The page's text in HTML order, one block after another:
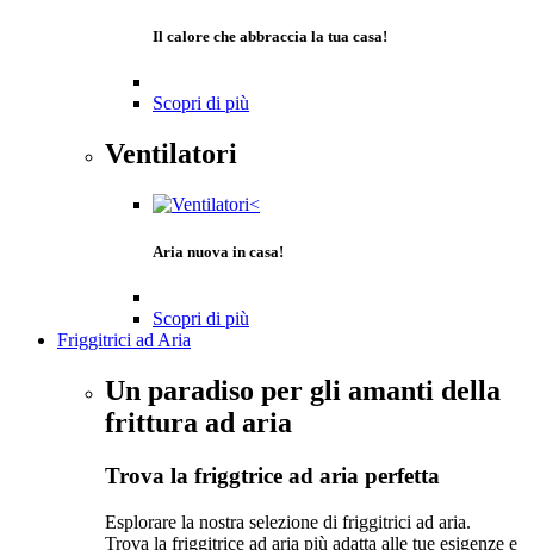
Il calore che abbraccia la tua casa!
Scopri di più
Ventilatori
Aria nuova in casa!
Scopri di più
Friggitrici ad Aria
Un paradiso per gli amanti della
frittura ad aria
Trova la friggtrice ad aria perfetta
Esplorare la nostra selezione di friggitrici ad aria.
Trova la friggitrice ad aria più adatta alle tue esigenze e